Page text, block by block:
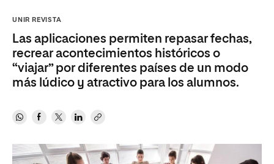
UNIR REVISTA
Las aplicaciones permiten repasar fechas,
recrear acontecimientos históricos o
“viajar” por diferentes países de un modo
más lúdico y atractivo para los alumnos.